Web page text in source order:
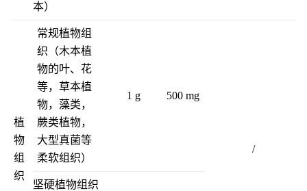
本）
植
物
组
织
常规植物组
织（木本植
物的叶、花
等，草本植
物，藻类，
蕨类植物，
大型真菌等
柔软组织）
1 g 500 mg
/
坚硬植物组织